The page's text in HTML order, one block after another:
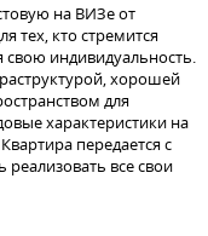
на ВИЗе от
тех, кто стремится
индивидуальность.
хорошей
для
характеристики на
передается с
все свои
под чистовую - потолок
штукатурка на